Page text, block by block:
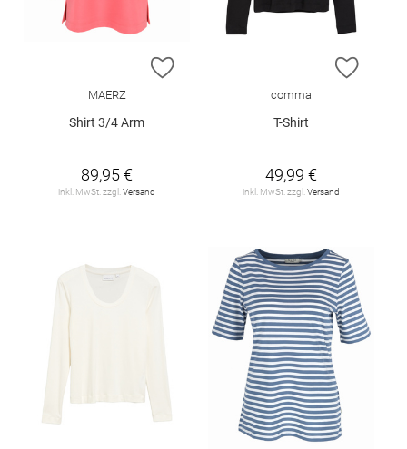
ZUR WUNSCHLISTE HINZUFÜGEN
MAERZ
Shirt 3/4 Arm
89,95 €
inkl. MwSt. zzgl. Versand
ZUR
comma
T-Shirt
49,99 €
inkl. MwSt. zzgl. Versand